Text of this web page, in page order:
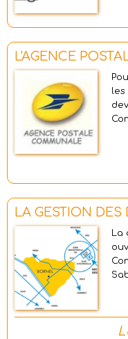
L'AGENCE
les
LA GESTION DES
La